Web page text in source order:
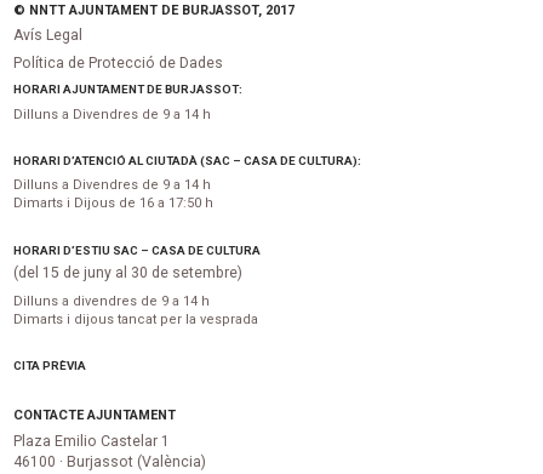
© NNTT AJUNTAMENT DE BURJASSOT, 2017
Avís Legal
Política de Protecció de Dades
HORARI AJUNTAMENT DE BURJASSOT:
Dilluns a Divendres de 9 a 14 h
HORARI D’ATENCIÓ AL CIUTADÀ (SAC – CASA DE CULTURA):
Dilluns a Divendres de 9 a 14 h
Dimarts i Dijous de 16 a 17:50 h
HORARI D’ESTIU SAC – CASA DE CULTURA
(del 15 de juny al 30 de setembre)
Dilluns a divendres de 9 a 14 h
Dimarts i dijous tancat per la vesprada
CITA PRÈVIA
CONTACTE AJUNTAMENT
Plaza Emilio Castelar 1
46100 · Burjassot (València)